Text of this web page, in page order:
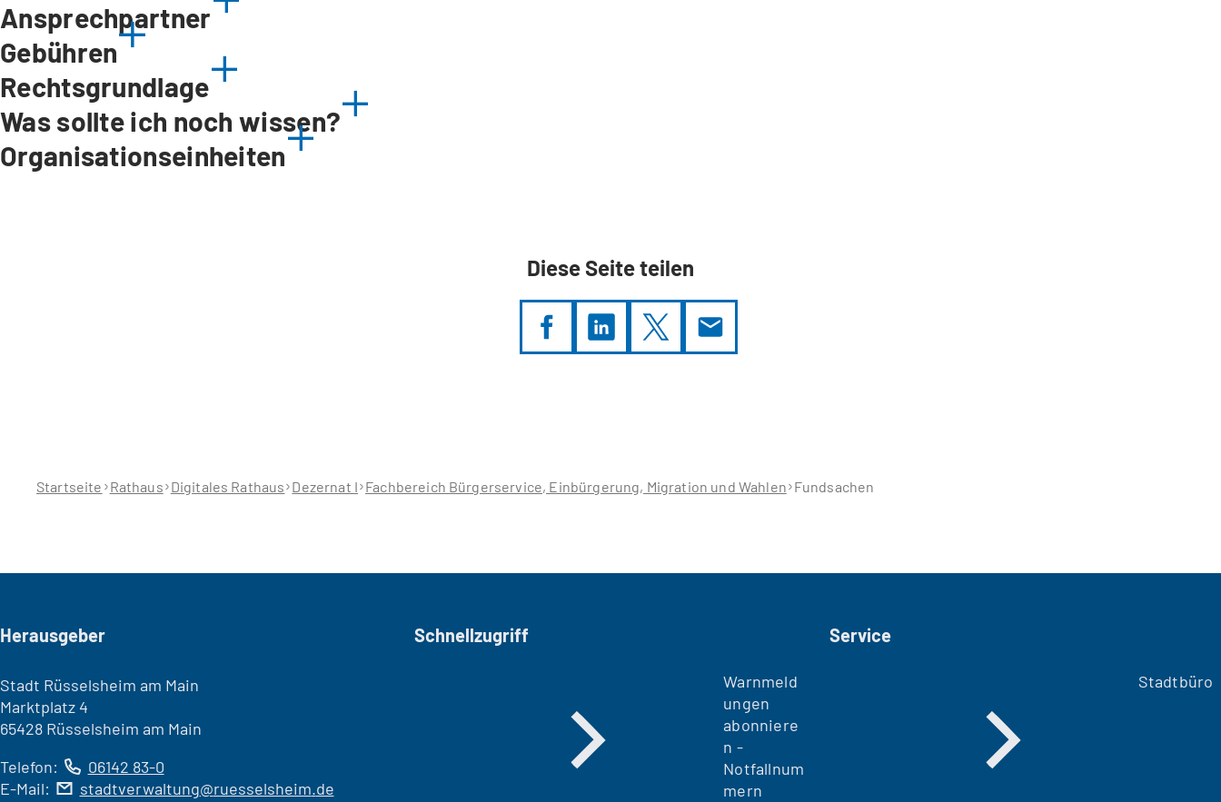
Ansprechpartner
Gebühren
Rechtsgrundlage
Was sollte ich noch wissen?
Organisationseinheiten
Diese Seite teilen
hier:Startseite Rathaus Digitales Rathaus Dezernat I Fachbereich Bürgerservice, Einbürgerung, Migration und Wahlen Fundsachen
Seitenfuß
Herausgeber
Stadt Rüsselsheim am Main
Marktplatz 4
65428 Rüsselsheim am Main
Telefon:
06142 83-0
E-Mail:
stadtverwaltung ruesselsheim de
Schnellzugriff
Warnmeld
ungen
abonniere
n -
Notfallnum
mern
Service
Stadtbüro